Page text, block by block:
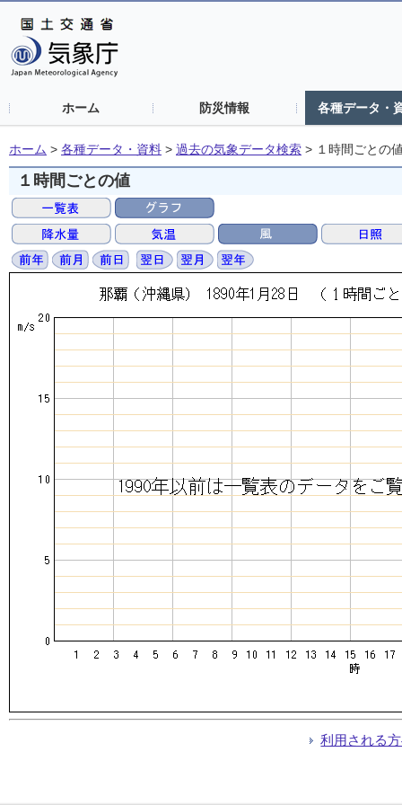
ホーム 防災情報 各種データ・
ホーム > 各種データ・資料 > 過去の気象データ検索 > １時間ごとの
１時間ごとの値
利用される